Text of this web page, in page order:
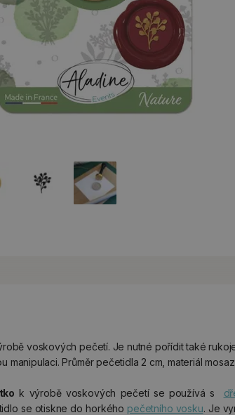
voskových pečetí. Je nutné pořídit také
manipulaci. Průměr pečetidla 2 cm, materiál
k výrobě voskových pečetí se používá s
se otiskne do horkého pečetního vosku. Je